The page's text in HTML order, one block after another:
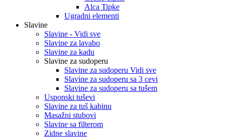
Alca Tipke
Ugradni elementi
Slavine
Slavine - Vidi sve
Slavine za lavabo
Slavine za kadu
Slavine za sudoperu
Slavine za sudoperu Vidi sve
Slavine za sudoperu sa 3 cevi
Slavine za sudoperu sa tušem
Usponski tuševi
Slavine za tuš kabinu
Masažni stubovi
Slavine sa filterom
Zidne slavine